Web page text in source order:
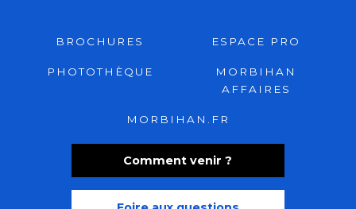
Comment venir ?
BROCHURES ESPACE PRO
PHOTOTHÈQUE
MORBIHAN
AFFAIRES
MORBIHAN.FR